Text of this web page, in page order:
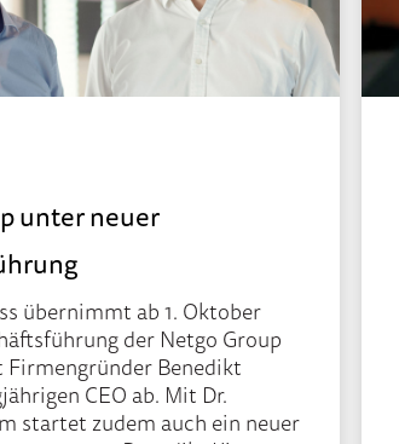
unter neuer
übernimmt ab 1. Oktober
der Netgo Group
Benedikt
CEO ab. Mit Dr.
startet zudem auch ein neuer